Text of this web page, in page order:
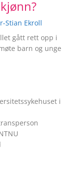
Stian Ekroll
gått rett opp i
barn og unge
i